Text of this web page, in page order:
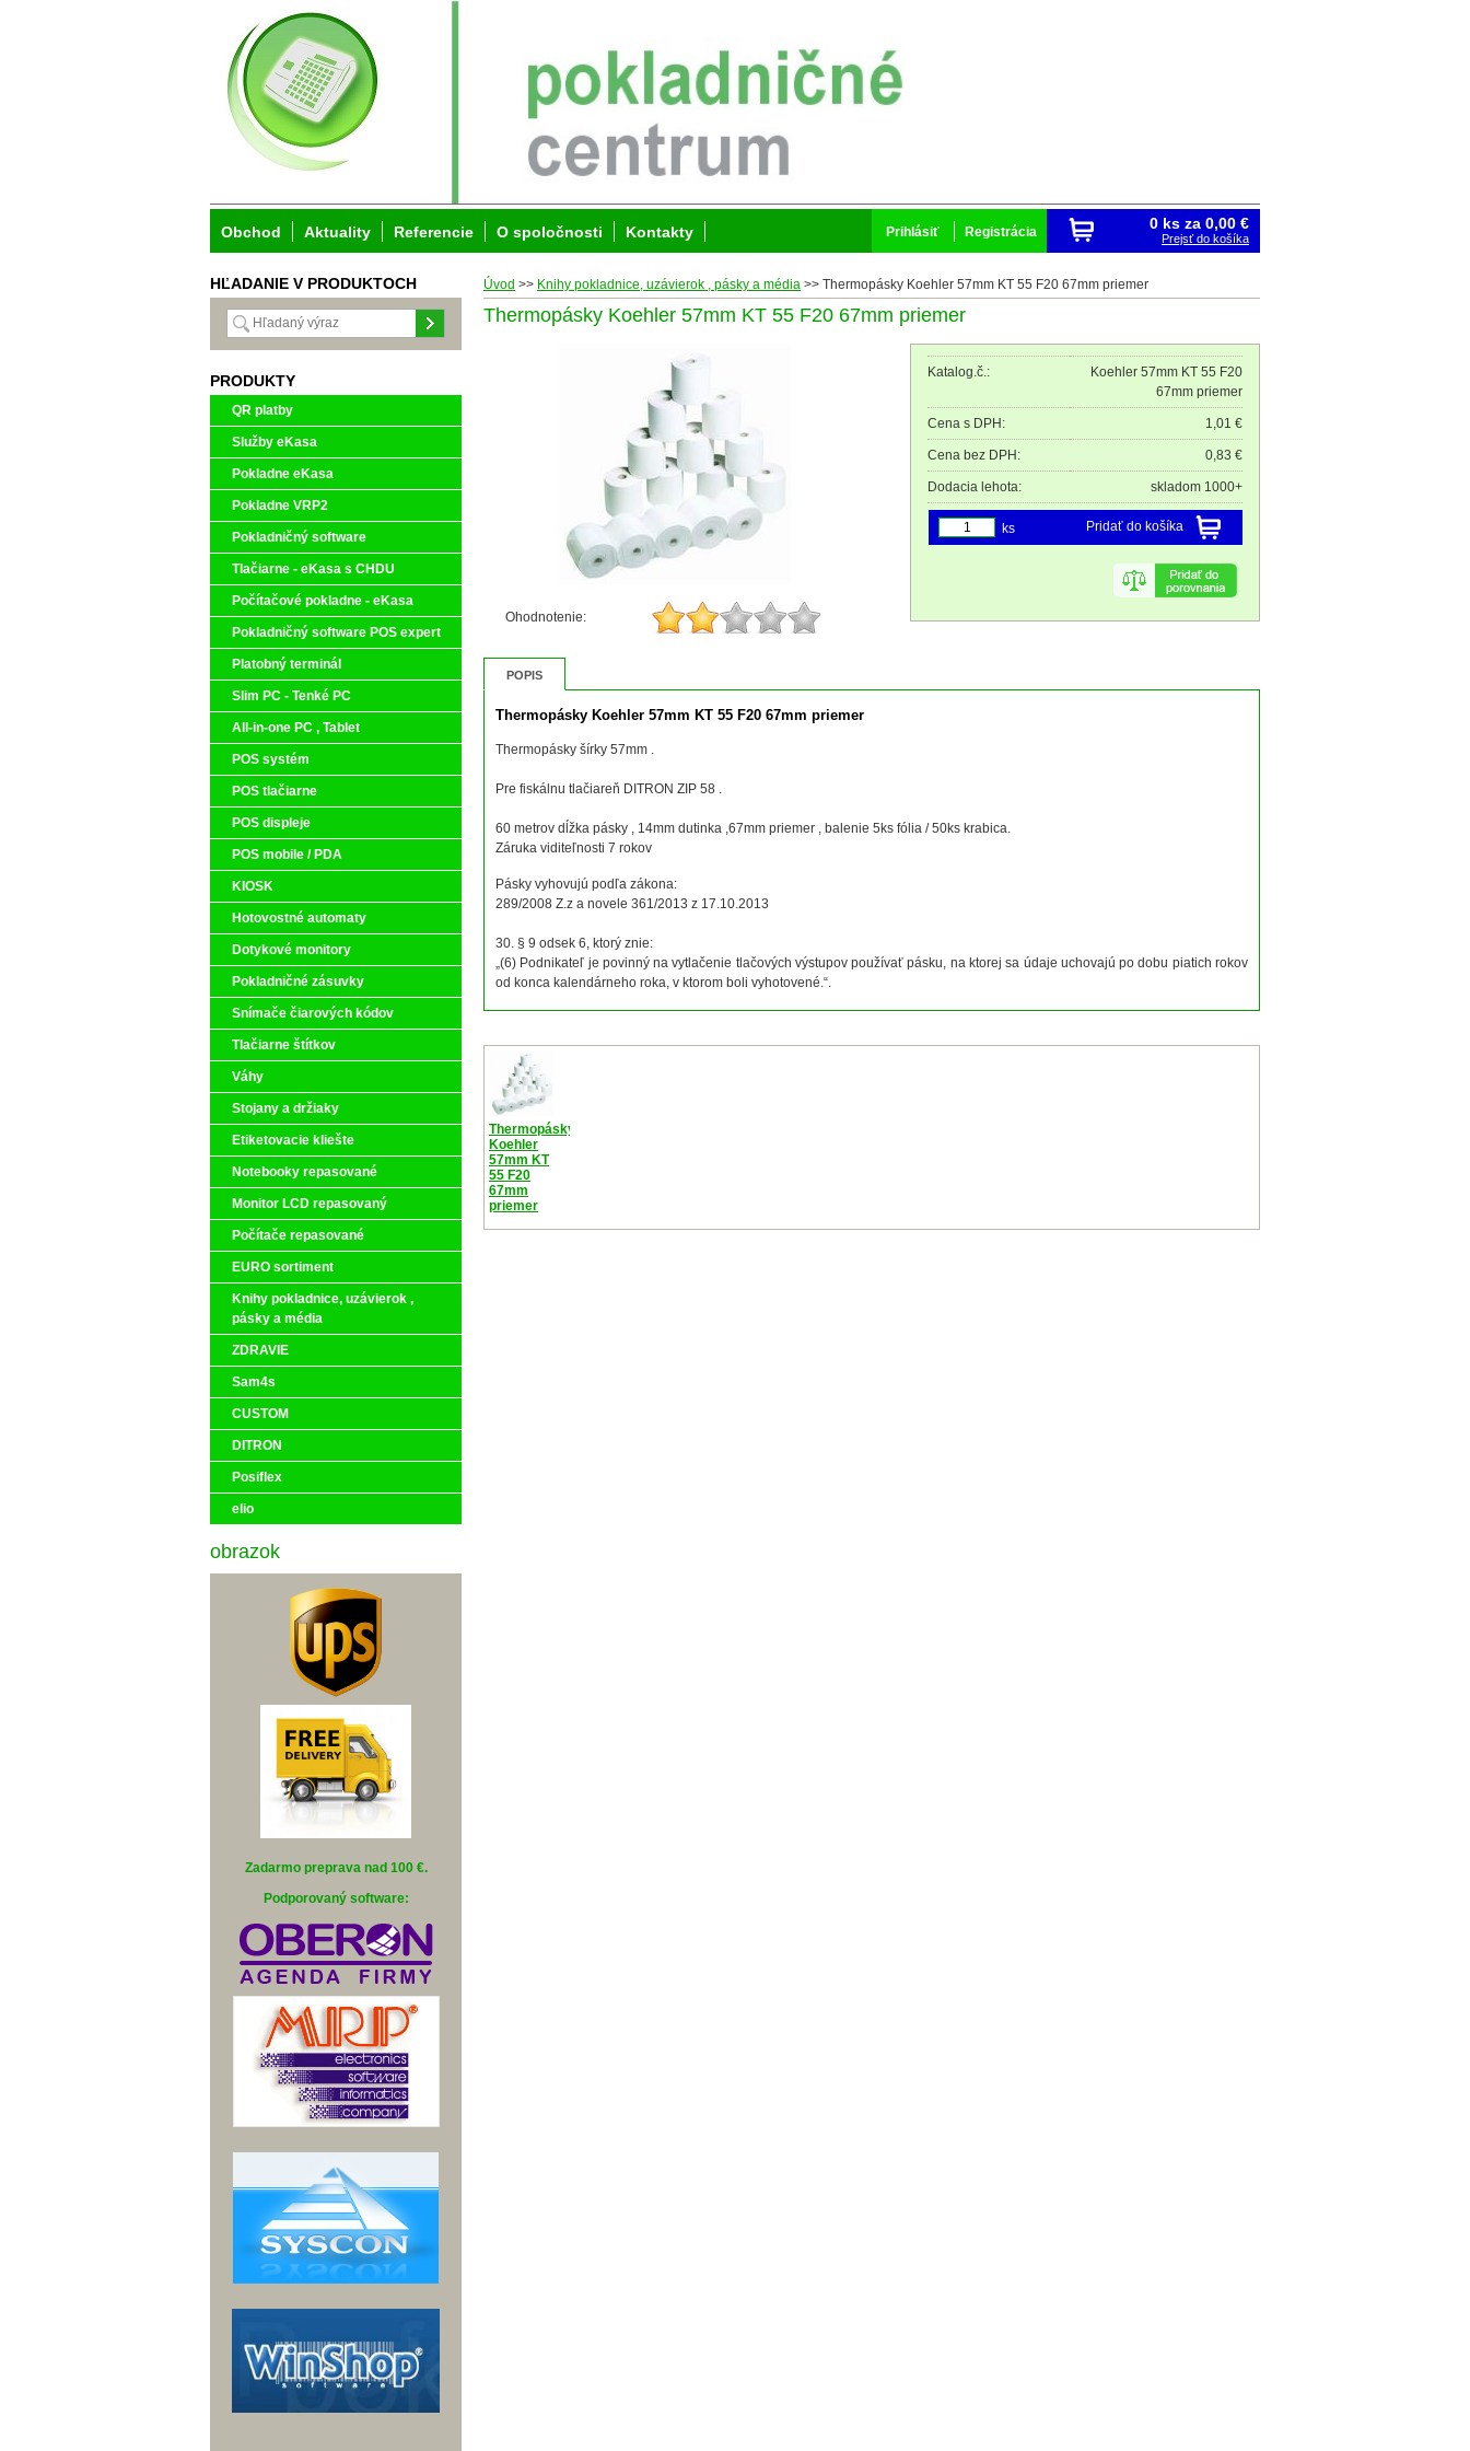
Úvod >> Knihy pokladnice, uzávierok , pásky a média >> Thermopásky Koehler 57mm KT 55 F20 67mm priemer
Thermopásky Koehler 57mm KT 55 F20 67mm priemer
Ohodnotenie:
Katalog.č.:
Koehler 57mm KT 55 F20
67mm priemer
Cena s DPH: 1,01 €
Cena bez DPH: 0,83 €
Dodacia lehota: skladom 1000+
Pridať do košíka
ks
POPIS
Thermopásky Koehler 57mm KT 55 F20 67mm priemer
Thermopásky šírky 57mm .
Pre fiskálnu tlačiareň DITRON ZIP 58 .
60 metrov dĺžka pásky , 14mm dutinka ,67mm priemer , balenie 5ks fólia / 50ks krabica.
Záruka viditeľnosti 7 rokov
Pásky vyhovujú podľa zákona:
289/2008 Z.z a novele 361/2013 z 17.10.2013
30. § 9 odsek 6, ktorý znie:
„(6) Podnikateľ je povinný na vytlačenie tlačových výstupov používať pásku, na ktorej sa údaje uchovajú po dobu piatich rokov
od konca kalendárneho roka, v ktorom boli vyhotovené.“.
Thermopásky
Koehler
57mm KT
55 F20
67mm
priemer
HĽADANIE V PRODUKTOCH
PRODUKTY
QR platby
Služby eKasa
Pokladne eKasa
Pokladne VRP2
Pokladničný software
Tlačiarne - eKasa s CHDU
Počítačové pokladne - eKasa
Pokladničný software POS expert
Platobný terminál
Slim PC - Tenké PC
All-in-one PC , Tablet
POS systém
POS tlačiarne
POS displeje
POS mobile / PDA
KIOSK
Hotovostné automaty
Dotykové monitory
Pokladničné zásuvky
Snímače čiarových kódov
Tlačiarne štítkov
Váhy
Stojany a držiaky
Etiketovacie kliešte
Notebooky repasované
Monitor LCD repasovaný
Počítače repasované
EURO sortiment
Knihy pokladnice, uzávierok ,
pásky a média
ZDRAVIE
Sam4s
CUSTOM
DITRON
Posiflex
elio
obrazok
Zadarmo preprava nad 100 €.
Podporovaný software:
Obchod Aktuality Referencie O spoločnosti Kontakty Prihlásiť Registrácia 0 ks za 0,00 €
Prejsť do košíka